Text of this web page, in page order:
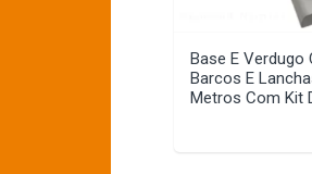
Base E Verdugo
Barcos E
Metros Com Kit